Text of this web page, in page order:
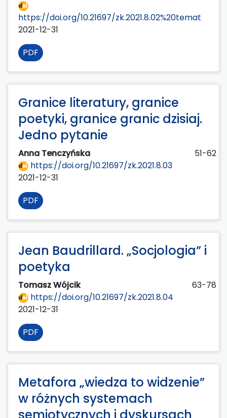
https://doi.org/10.21697/zk.2021.8.02%20temat
2021-12-31
PDF
Granice literatury, granice
poetyki, granice granic dzisiaj.
Jedno pytanie
Anna Tenczyńska
51-62
https://doi.org/10.21697/zk.2021.8.03
2021-12-31
PDF
Jean Baudrillard. „Socjologia” i
poetyka
Tomasz Wójcik
63-78
https://doi.org/10.21697/zk.2021.8.04
2021-12-31
PDF
Metafora „wiedza to widzenie”
w różnych systemach